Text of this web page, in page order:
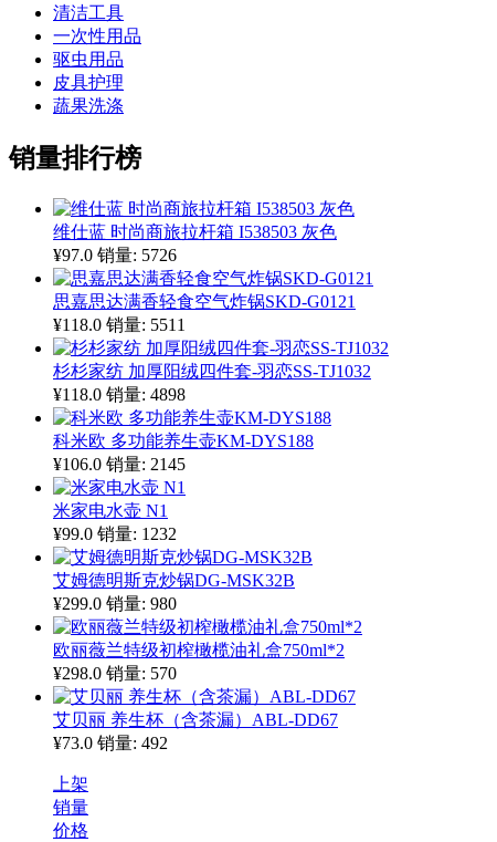
清洁工具
一次性用品
驱虫用品
皮具护理
蔬果洗涤
销量排行榜
维仕蓝 时尚商旅拉杆箱 I538503 灰色
¥97.0 销量: 5726
思嘉思达满香轻食空气炸锅SKD-G0121
¥118.0 销量: 5511
杉杉家纺 加厚阳绒四件套-羽恋SS-TJ1032
¥118.0 销量: 4898
科米欧 多功能养生壶KM-DYS188
¥106.0 销量: 2145
米家电水壶 N1
¥99.0 销量: 1232
艾姆德明斯克炒锅DG-MSK32B
¥299.0 销量: 980
欧丽薇兰特级初榨橄榄油礼盒750ml*2
¥298.0 销量: 570
艾贝丽 养生杯（含茶漏）ABL-DD67
¥73.0 销量: 492
上架
销量
价格